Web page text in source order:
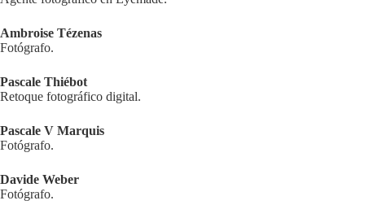
Ambroise Tézenas
Fotógrafo.
Pascale Thiébot
Retoque fotográfico digital.
Pascale V Marquis
Fotógrafo.
Davide Weber
Fotógrafo.